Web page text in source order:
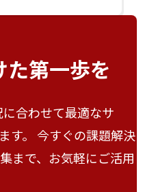
た第一歩を
合わせて最適なサ
す。 今すぐの課題解決
まで、お気軽にご活用